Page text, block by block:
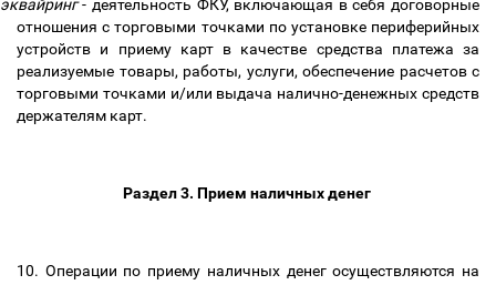
эквайринг- деятельность ФКУ, включающая в себя договорные
отношения с торговыми точками по установке периферийных
устройств и приему карт в качестве средства платежа за
реализуемые товары, работы, услуги, обеспечение расчетов с
торговыми точками и/или выдача налично-денежных средств
держателям карт.
Раздел 3. Прием наличных денег
10. Операции по приему наличных денег осуществляются на